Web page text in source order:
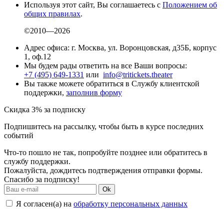
Используя этот сайт, Вы соглашаетесь с Положением об
общих правилах.
©2010—2026
Адрес офиса: г. Москва, ул. Воронцовская, д35Б, корпус
1, оф.12
Мы будем рады ответить на все Ваши вопросы:
+7 (495) 649-1331 или info@tritickets.theater
Вы также можете обратиться в Службу клиентской
поддержки, заполнив форму
Скидка 3% за подписку
Подпишитесь на рассылку, чтобы быть в курсе последних
событий
Что-то пошло не так, попробуйте позднее или обратитесь в
службу поддержки.
Пожалуйста, дождитесь подтверждения отправки формы.
Спасибо за подписку!
Ok
Я согласен(а) на обработку персональных данных